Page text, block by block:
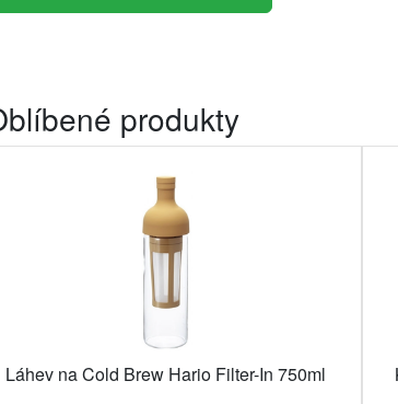
produkty
Láhev na Cold Brew Hario Filter-In 750ml